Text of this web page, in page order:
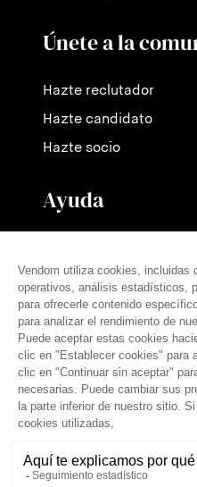
Únete a la
Hazte reclutador
Hazte candidato
Hazte socio
Ayuda
Nuestras tarifas
Preguntas frecuentes
Prensa
español (es)
© THE VENDÔM COMPANY,
Aviso legal
Condiciones generales
Política de privacidad